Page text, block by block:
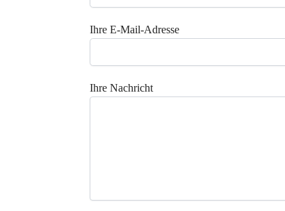
Ihre E-Mail-Adresse
Ihre Nachricht